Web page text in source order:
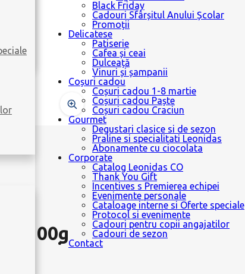
Black Friday
Cadouri Sfârșitul Anului Școlar
Promoții
Delicatese
Patiserie
Cafea și ceai
Dulceață
Vinuri și șampanii
Coșuri cadou
Coșuri cadou 1-8 martie
Coșuri cadou Paște
Coșuri cadou Craciun
Gourmet
Degustari clasice si de sezon
Praline si specialitati Leonidas
Abonamente cu ciocolata
Corporate
Catalog Leonidas CO
Thank You Gift
Incentives s Premierea echipei
Evenimente personale
Cataloage interne si Oferte speciale
Protocol si evenimente
Cadouri pentru copii angajatilor
Cadouri de sezon
Contact
100g